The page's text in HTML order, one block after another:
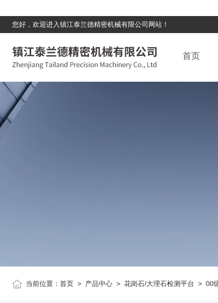
您好，欢迎进入镇江泰兰德精密机械有限公司网站！
首页
当前位置： 首页 > 产品中心 > 花岗石/大理石检测平台 > 00